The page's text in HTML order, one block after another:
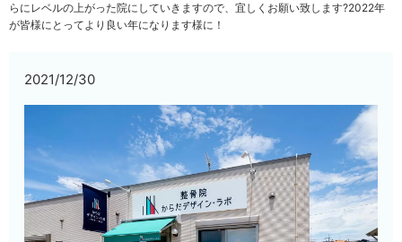
らにレベルの上がった院にしていきますので、宜しくお願い致します?2022年
が皆様にとってより良い年になります様に！
2021/12/30